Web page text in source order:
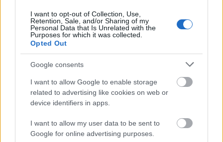
I want to opt-out of Collection, Use,
Retention, Sale, and/or Sharing of my
Personal Data that Is Unrelated with the
Purposes for which it was collected.
Opted Out
Google consents
I want to allow Google to enable storage
related to advertising like cookies on web or
device identifiers in apps.
I want to allow my user data to be sent to
Google for online advertising purposes.